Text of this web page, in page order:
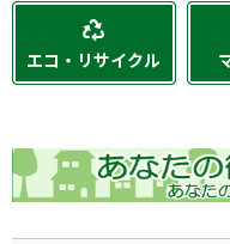
エコ・リサイクル